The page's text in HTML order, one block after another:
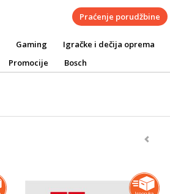
Praćenje porudžbine
Gaming Igračke i dečija oprema
Promocije Bosch